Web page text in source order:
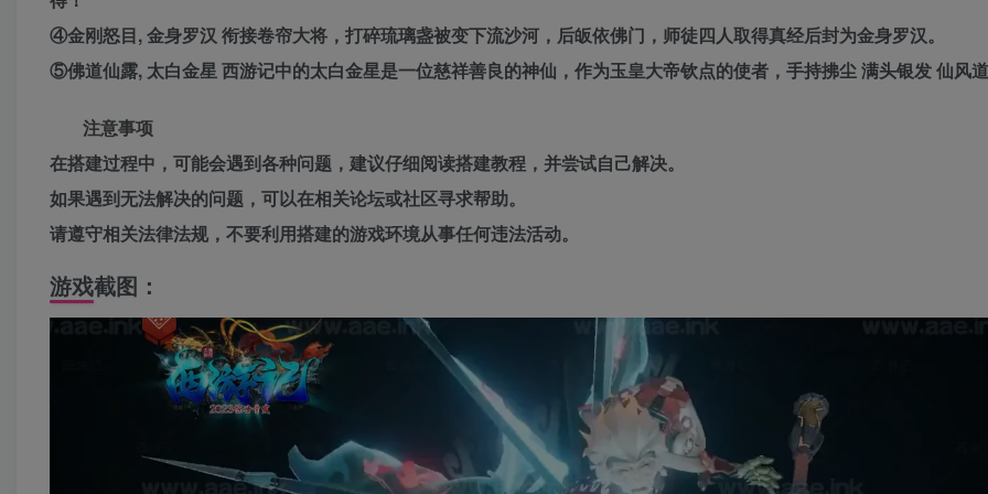
④金刚怒目, 金身罗汉 衔接卷帘大将，打碎琉璃盏被变下流沙河，后皈依佛门，师徒四人取得真经后封为金身罗汉。
⑤佛道仙露, 太白金星 西游记中的太白金星是一位慈祥善良的神仙，作为玉皇大帝钦点的使者，手持拂尘 满头银发 仙风
注意事项
在搭建过程中，可能会遇到各种问题，建议仔细阅读搭建教程，并尝试自己解决。
如果遇到无法解决的问题，可以在相关论坛或社区寻求帮助。
请遵守相关法律法规，不要利用搭建的游戏环境从事任何违法活动。
游戏截图：